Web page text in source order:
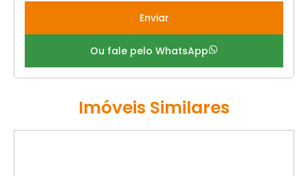
Enviar
Ou fale pelo WhatsApp
Imóveis Similares